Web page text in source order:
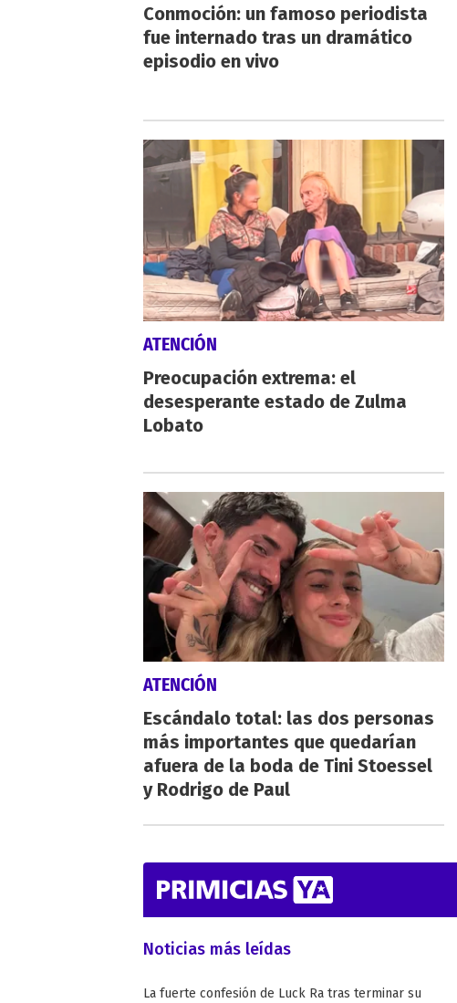
Conmoción: un famoso periodista
fue internado tras un dramático
episodio en vivo
ATENCIÓN
Preocupación extrema: el
desesperante estado de Zulma
Lobato
ATENCIÓN
Escándalo total: las dos personas
más importantes que quedarían
afuera de la boda de Tini Stoessel
y Rodrigo de Paul
Noticias más leídas
La fuerte confesión de Luck Ra tras terminar su